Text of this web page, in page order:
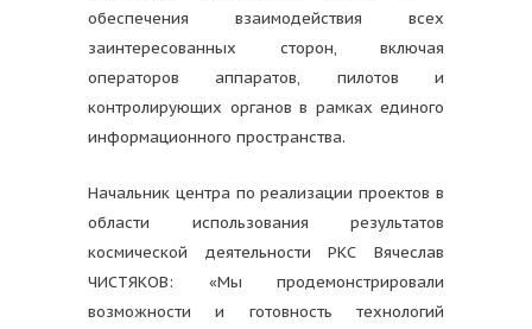
обеспечения взаимодействия всех
заинтересованных сторон, включая
операторов аппаратов, пилотов и
контролирующих органов в рамках единого
информационного пространства.
Начальник центра по реализации проектов в
области использования результатов
космической деятельности РКС Вячеслав
ЧИСТЯКОВ: «Мы продемонстрировали
возможности и готовность технологий